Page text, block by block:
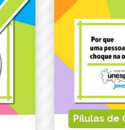
Pílulas de